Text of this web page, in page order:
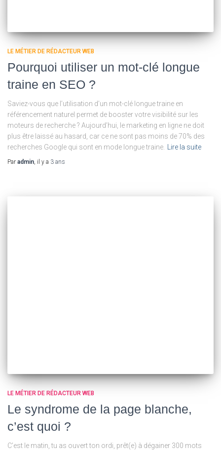
LE MÉTIER DE RÉDACTEUR WEB
Pourquoi utiliser un mot-clé longue
traine en SEO ?
Saviez-vous que l’utilisation d’un mot-clé longue traine en
référencement naturel permet de booster votre visibilité sur les
moteurs de recherche ? Aujourd’hui, le marketing en ligne ne doit
plus être laissé au hasard, car ce ne sont pas moins de 70% des
recherches Google qui sont en mode longue traine.
Lire la suite
Par admin, il y a 3 ans
LE MÉTIER DE RÉDACTEUR WEB
Le syndrome de la page blanche,
c’est quoi ?
C’est le matin, tu as ouvert ton ordi, prêt(e) à dégainer 300 mots